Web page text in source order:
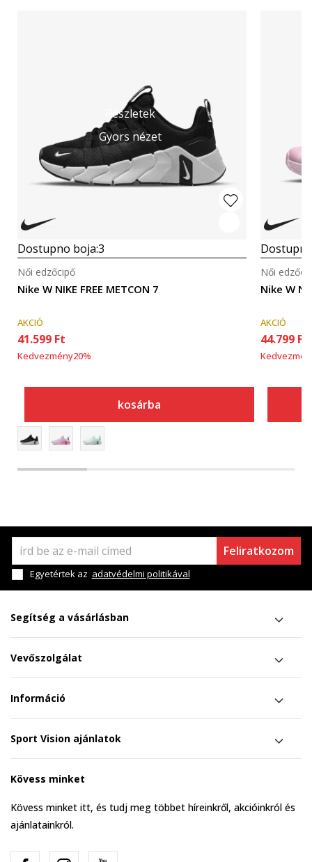
Részletek
Gyors nézet
Dostupno boja:3
Nike W NIKE FREE METCON 7
Női edzőcipő
AKCIÓ
41.599 Ft
Kedvezmény20%
kosárba
Nike W
Női
AKCIÓ
44.799 Ft
Feliratkozom
Egyetértek az adatvédelmi politikával
Segítség a vásárlásban
Vevőszolgálat
Információ
Sport Vision ajánlatok
Kövess minket
Kövess minket itt, és tudj meg többet híreinkről, akcióinkról és
ajánlatainkról.